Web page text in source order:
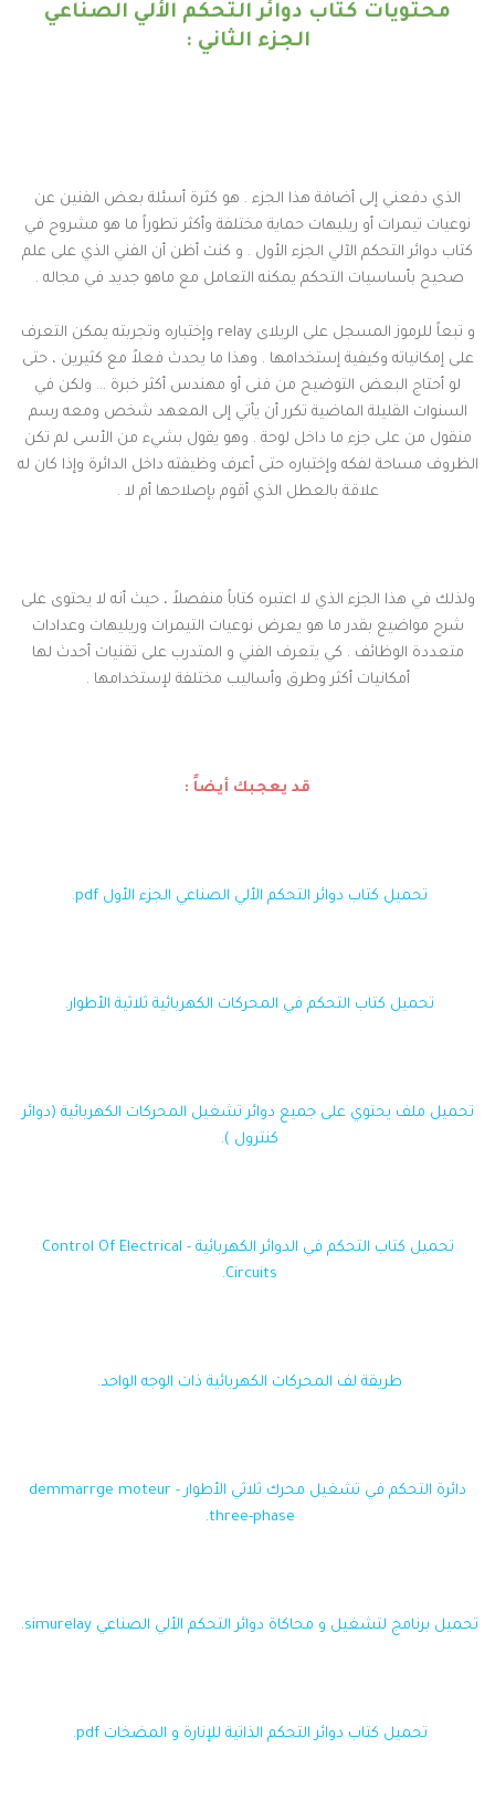
محتويات كتاب دوائر التحكم الألي الصناعي
الجزء الثاني :
الذي دفعني إلى أضافة هذا الجزء . هو كثرة أسئلة بعض الفنين عن
نوعيات تيمرات أو ريليهات حماية مختلفة وأكثر تطوراً ما هو مشروح في
كتاب دوائر التحكم الآلي الجزء الأول . و كنت أظن أن الفني الذي على علم
صحيح بأساسيات التحكم يمكنه التعامل مع ماهو جديد في مجاله .
و تبعاً للرموز المسجل على الريلاى relay وإختباره وتجربته يمكن التعرف
على إمكانياته وكيفية إستخدامها . وهذا ما يحدث فعلاً مع كثيرين ، حتى
لو أحتاج البعض التوضيح من فنى أو مهندس أكثر خبرة ... ولكن في
السنوات القليلة الماضية تكرر أن يأتي إلى المعهد شخص ومعه رسم
منقول من على جزء ما داخل لوحة . وهو يقول بشيء من الأسى لم تكن
الظروف مساحة لفكه وإختباره حتى أعرف وظيفته داخل الدائرة وإذا كان له
علاقة بالعطل الذي أقوم بإصلاحها أم لا .
ولذلك في هذا الجزء الذي لا اعتبره كتاباً منفصلاً ، حيث أنه لا يحتوى على
شرح مواضيع بقدر ما هو يعرض نوعيات التيمرات وريليهات وعدادات
متعددة الوظائف . كي يتعرف الفني و المتدرب على تقنيات أحدث لها
أمكانيات أكثر وطرق وأساليب مختلفة لإستخدامها .
قد يعجبك أيضاً :
تحميل كتاب دوائر التحكم الألي الصناعي الجزء الأول pdf.
تحميل كتاب التحكم في المحركات الكهربائية ثلاثية الأطوار.
تحميل ملف يحتوي على جميع دوائر تشغيل المحركات الكهربائية (دوائر
كنترول ).
تحميل كتاب التحكم في الدوائر الكهربائية - Control Of Electrical
Circuits.
طريقة لف المحركات الكهربائية ذات الوجه الواحد.
دائرة التحكم في تشغيل محرك ثلاثي الأطوار - demmarrge moteur
three-phase.
تحميل برنامج لتشغيل و محاكاة دوائر التحكم الألي الصناعي simurelay.
تحميل كتاب دوائر التحكم الذاتية للإنارة و المضخات pdf.